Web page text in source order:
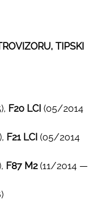
TIPSKI
F20 LCI (05/2014
F21 LCI (05/2014
F87 M2(11/2014 —